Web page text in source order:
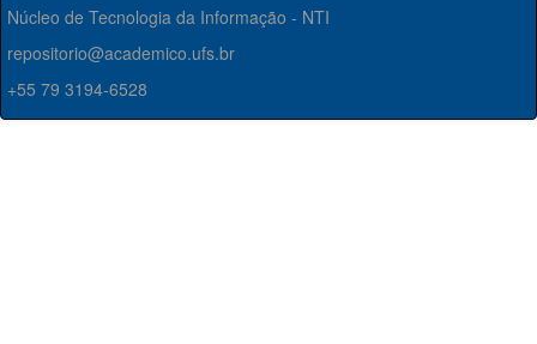
Núcleo de Tecnologia da Informação - NTI
repositorio@academico.ufs.br
+55 79 3194-6528